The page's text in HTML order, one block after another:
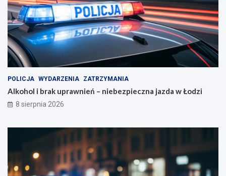
POLICJA WYDARZENIA ZATRZYMANIA
Alkohol i brak uprawnień – niebezpieczna jazda w Łodzi
8 sierpnia 2026